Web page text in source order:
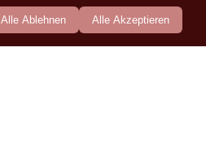
Alle Ablehnen Alle Akzeptieren